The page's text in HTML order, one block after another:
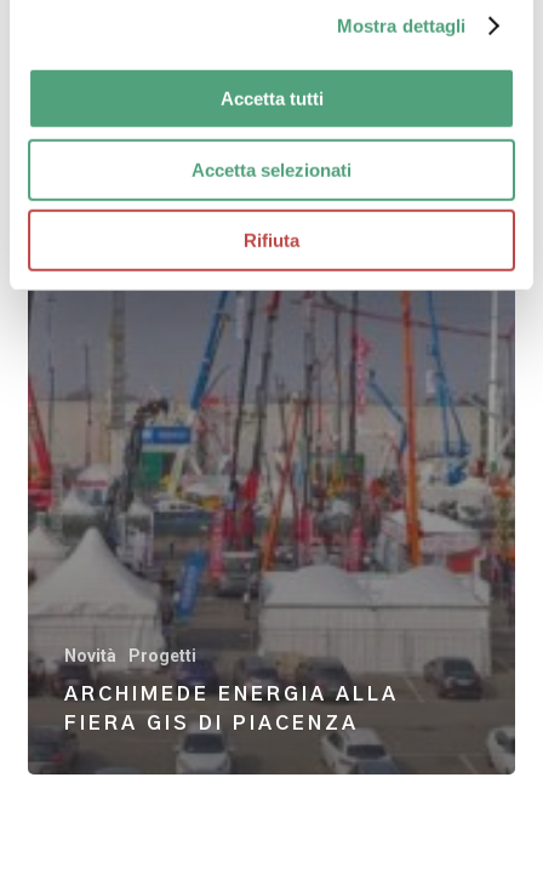
Mostra dettagli
Accetta tutti
Accetta selezionati
Rifiuta
Novità
Progetti
ARCHIMEDE ENERGIA ALLA
FIERA GIS DI PIACENZA